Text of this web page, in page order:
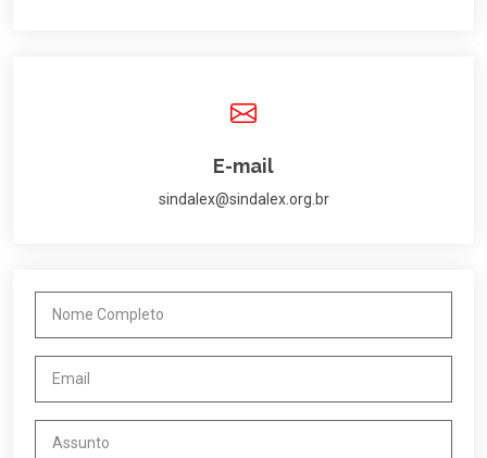
E-mail
sindalex@sindalex.org.br